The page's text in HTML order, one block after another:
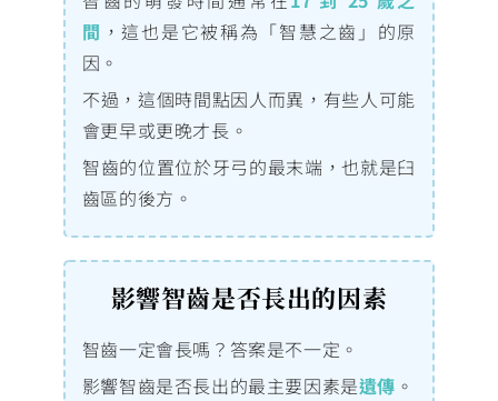
間 ，這也是它被稱為「智慧之齒」的原
因。
不過，這個時間點因人而異，有些人可能
會更早或更晚才長。
智齒的位置位於牙弓的最末端，也就是臼
齒區的後方。
影響智齒是否長出的因素
智齒一定會長嗎？答案是不一定。
影響智齒是否長出的最主要因素是遺傳 。